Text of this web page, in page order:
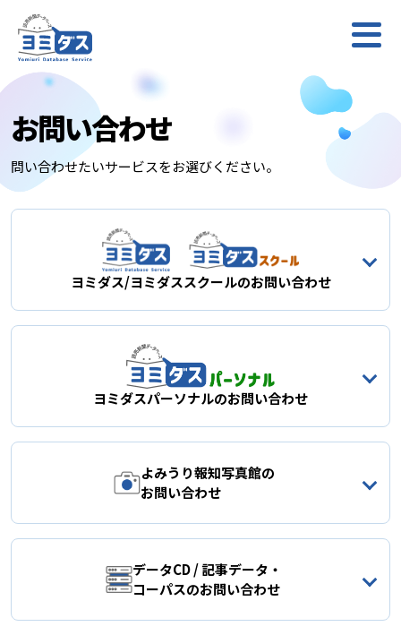
お問い合わせ
問い合わせたいサービスをお選びください。
ヨミダス/ヨミダススクールのお問い合わせ
ヨミダスパーソナルのお問い合わせ
よみうり報知写真館の
お問い合わせ
データCD / 記事データ・
コーパスのお問い合わせ